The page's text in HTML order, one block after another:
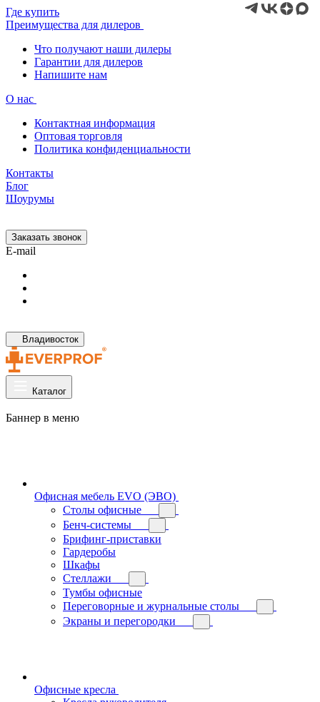
Где купить
Преимущества для дилеров
Что получают наши дилеры
Гарантии для дилеров
Напишите нам
О нас
Контактная информация
Оптовая торговля
Политика конфиденциальности
Контакты
Блог
Шоурумы
Заказать звонок
E-mail
Владивосток
Каталог
Баннер в меню
Офисная мебель EVO (ЭВО)
Cтолы офисные
Бенч-системы
Брифинг-приставки
Гардеробы
Шкафы
Стеллажи
Тумбы офисные
Переговорные и журнальные столы
Экраны и перегородки
Офисные кресла